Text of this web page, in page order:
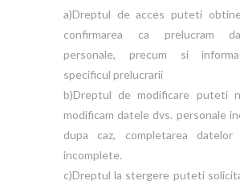
a)Dreptul de acces puteti
confirmarea ca prelucram
personale, precum si
specificul prelucrarii
b)Dreptul de modificare puteti
modificam datele dvs. personale
dupa caz, completarea
incomplete.
c)Dreptul la stergere puteti